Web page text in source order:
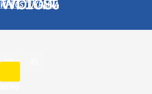
WPROST UKRAINA
UA